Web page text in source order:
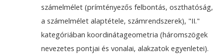
számelmélet (prímtényezős felbontás, oszthatóság,
a számelmélet alaptétele, számrendszerek), "II."
kategóriában koordinátageometria (háromszögek
nevezetes pontjai és vonalai, alakzatok egyenletei).